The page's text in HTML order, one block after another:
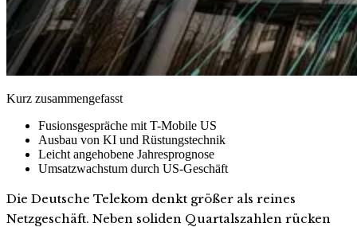
Kurz zusammengefasst
Fusionsgespräche mit T-Mobile US
Ausbau von KI und Rüstungstechnik
Leicht angehobene Jahresprognose
Umsatzwachstum durch US-Geschäft
Die Deutsche Telekom denkt größer als reines
Netzgeschäft. Neben soliden Quartalszahlen rücken